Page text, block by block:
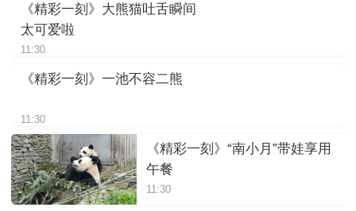
《精彩一刻》大熊猫吐舌瞬间
太可爱啦
11:30
《精彩一刻》一池不容二熊
11:30
《精彩一刻》“南小月”带娃享用
午餐
11:30